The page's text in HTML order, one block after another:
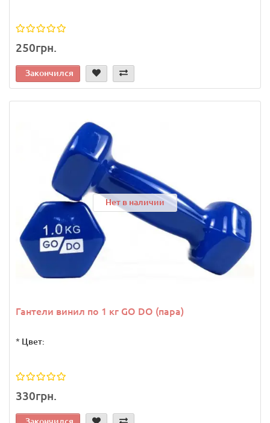
250грн.
Закончился
Нет в наличии
Гантели винил по 1 кг GO DO (пара)
* Цвет:
330грн.
Закончился